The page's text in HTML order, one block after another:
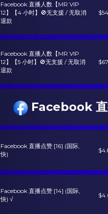
Facebook 直播人数【MR VIP
12】【4 小时】🚫无支援 / 无取消
退款
Facebook 直播人数【MR VIP
12】【5 小时】🚫无支援 / 无取消
退款
Facebook
Facebook 直播点赞 [16] (国际,
快)
Facebook 直播点赞 [14] (国际,
快) √